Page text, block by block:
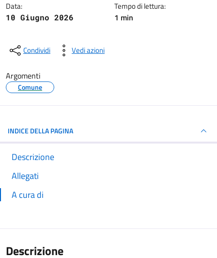
Data:
10 Giugno 2026
Tempo di lettura:
1 min
Condividi Vedi azioni
Argomenti
Comune
INDICE DELLA PAGINA
Descrizione
Allegati
A cura di
Descrizione